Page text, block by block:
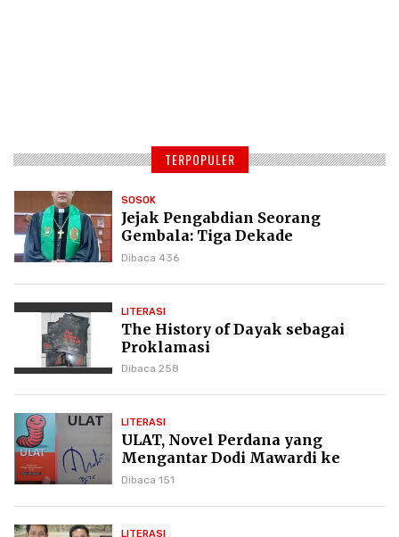
TERPOPULER
SOSOK
Jejak Pengabdian Seorang
Gembala: Tiga Dekade
Kepemimpinan Pdt. Dr. Yulius
Dibaca 436
LITERASI
The History of Dayak sebagai
Proklamasi
Dibaca 258
LITERASI
ULAT, Novel Perdana yang
Mengantar Dodi Mawardi ke
Puncak Karier Kepenulisan
Dibaca 151
LITERASI